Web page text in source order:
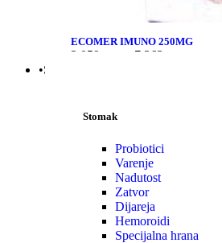
ECOMER IMUNO 250MG
2.059 7.363
•Stomak | Bol | Cirkulacija
Stomak
Probiotici
Varenje
Nadutost
Zatvor
Dijareja
Hemoroidi
Specijalna hrana